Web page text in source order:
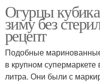
Огурцы
зиму без
рецепт
Подобные
в крупном
литра. Они были с